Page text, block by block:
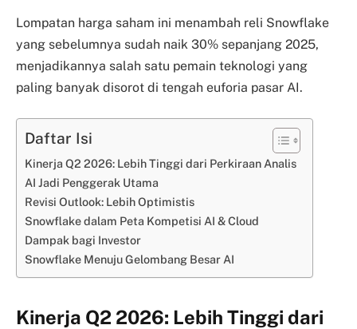
Lompatan harga saham ini menambah reli Snowflake
yang sebelumnya sudah naik 30% sepanjang 2025,
menjadikannya salah satu pemain teknologi yang
paling banyak disorot di tengah euforia pasar AI.
Daftar Isi
Kinerja Q2 2026: Lebih Tinggi dari Perkiraan Analis
AI Jadi Penggerak Utama
Revisi Outlook: Lebih Optimistis
Snowflake dalam Peta Kompetisi AI & Cloud
Dampak bagi Investor
Snowflake Menuju Gelombang Besar AI
Kinerja Q2 2026: Lebih Tinggi dari